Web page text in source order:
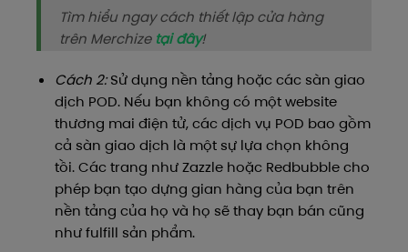
Tìm hiểu ngay cách thiết lập cửa hàng
trên Merchize tại đây!
Cách 2:Sử dụng nền tảng hoặc các sàn giao
dịch POD. Nếu bạn không có một website
thương mai điện tử, các dịch vụ POD bao gồm
cả sàn giao dịch là một sự lựa chọn không
tồi. Các trang như Zazzle hoặc Redbubble cho
phép bạn tạo dựng gian hàng của bạn trên
nền tảng của họ và họ sẽ thay bạn bán cũng
như fulfill sản phẩm.